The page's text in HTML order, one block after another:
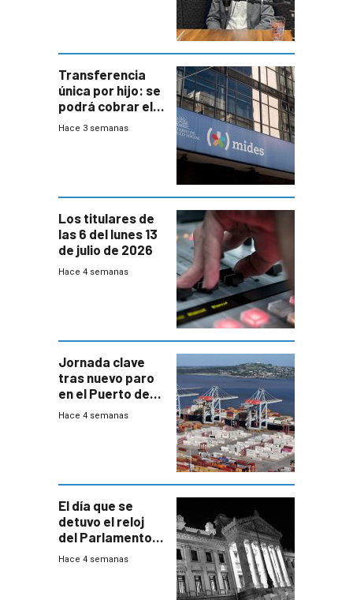
Transferencia
única por hijo: se
podrá cobrar el
100% en efectivo
Hace 3 semanas
Los titulares de
las 6 del lunes 13
de julio de 2026
Hace 4 semanas
Jornada clave
tras nuevo paro
en el Puerto de
Montevideo
Hace 4 semanas
El día que se
detuvo el reloj
del Parlamento
para negociar
Hace 4 semanas